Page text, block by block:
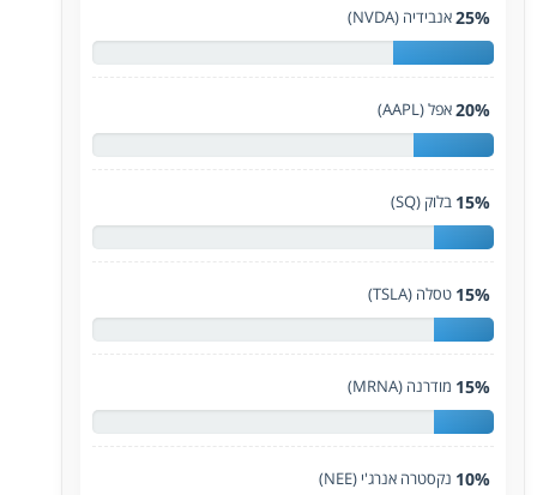
25%אנבידיה (NVDA)
20%אפל (AAPL)
15% בלוק (SQ)
15% טסלה (TSLA)
15% מודרנה (MRNA)
10% נקסטרה אנרג'י (NEE)